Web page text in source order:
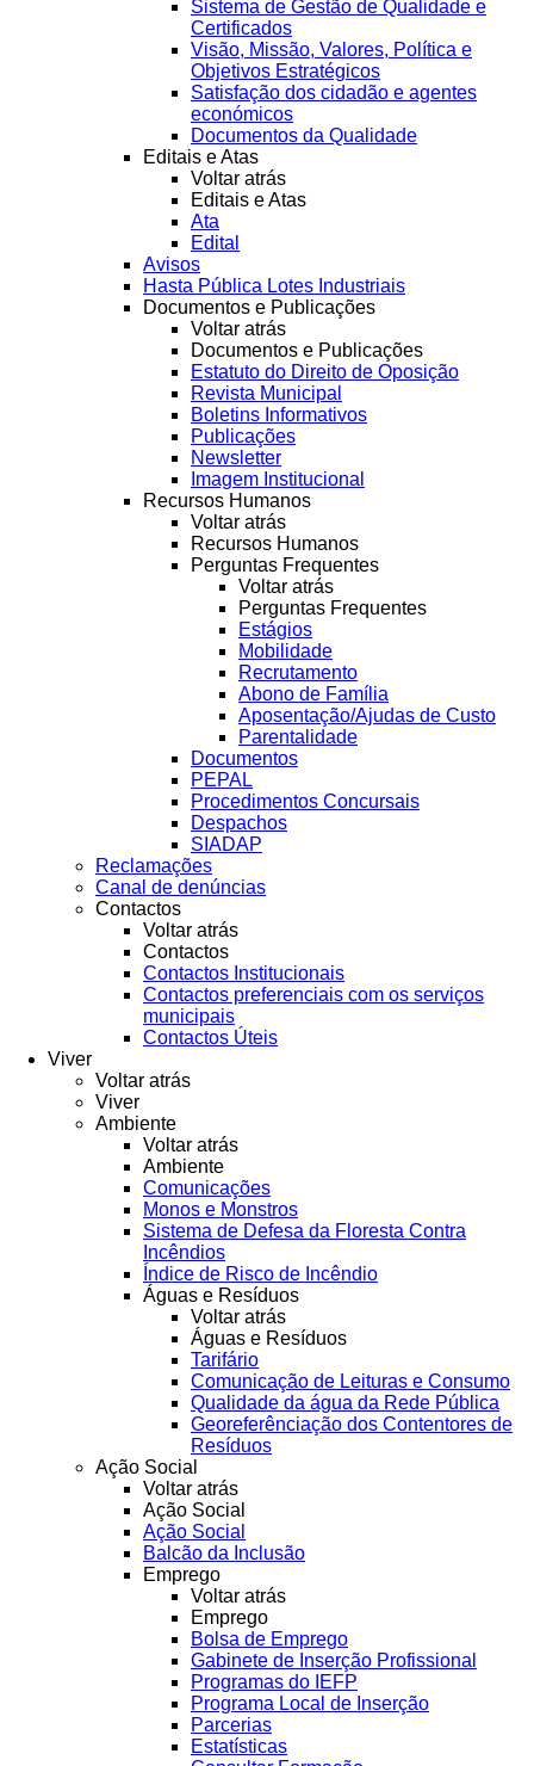
Sistema de Gestão de Qualidade e
Certificados
Visão, Missão, Valores, Política e
Objetivos Estratégicos
Satisfação dos cidadão e agentes
económicos
Documentos da Qualidade
Editais e Atas
Voltar atrás
Editais e Atas
Ata
Edital
Avisos
Hasta Pública Lotes Industriais
Documentos e Publicações
Voltar atrás
Documentos e Publicações
Estatuto do Direito de Oposição
Revista Municipal
Boletins Informativos
Publicações
Newsletter
Imagem Institucional
Recursos Humanos
Voltar atrás
Recursos Humanos
Perguntas Frequentes
Voltar atrás
Perguntas Frequentes
Estágios
Mobilidade
Recrutamento
Abono de Família
Aposentação/Ajudas de Custo
Parentalidade
Documentos
PEPAL
Procedimentos Concursais
Despachos
SIADAP
Reclamações
Canal de denúncias
Contactos
Voltar atrás
Contactos
Contactos Institucionais
Contactos preferenciais com os serviços
municipais
Contactos Úteis
Viver
Voltar atrás
Viver
Ambiente
Voltar atrás
Ambiente
Comunicações
Monos e Monstros
Sistema de Defesa da Floresta Contra
Incêndios
Índice de Risco de Incêndio
Águas e Resíduos
Voltar atrás
Águas e Resíduos
Tarifário
Comunicação de Leituras e Consumo
Qualidade da água da Rede Pública
Georeferênciação dos Contentores de
Resíduos
Ação Social
Voltar atrás
Ação Social
Ação Social
Balcão da Inclusão
Emprego
Voltar atrás
Emprego
Bolsa de Emprego
Gabinete de Inserção Profissional
Programas do IEFP
Programa Local de Inserção
Parcerias
Estatísticas